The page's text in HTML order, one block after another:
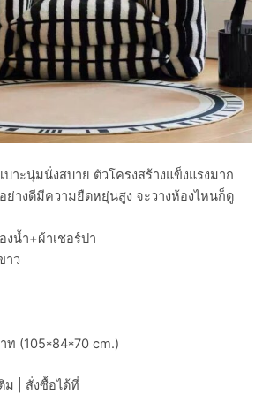
าะนุ่มนั่งสบาย ตัวโครงสร้างแข็งแรงมาก
อย่างดีมีความยืดหยุ่นสูง จะวางห้องไหนก็ดู
งน้ำ+ผ้าเชอร์ปา
าว
ท (105*84*70 cm.)
ม | สั่งซื้อได้ที่